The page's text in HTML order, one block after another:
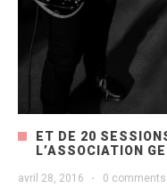
ET DE 20
L’ASSOCIATION
avril 28, 2016 · 0 comments